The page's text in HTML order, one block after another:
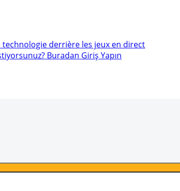
technologie derrière les jeux en direct
Buradan Giriş Yapın